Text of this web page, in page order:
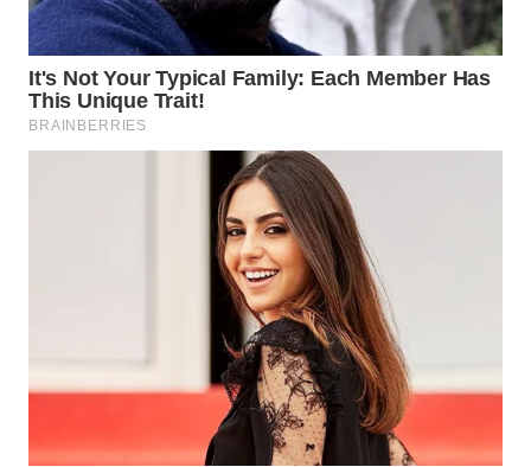
WN
PAKPAK
WN
KARAWANG
DEPOK